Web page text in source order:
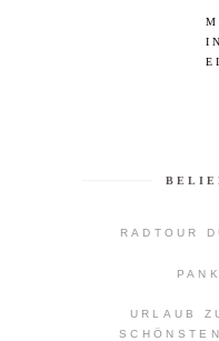
RADTOUR
URLAUB